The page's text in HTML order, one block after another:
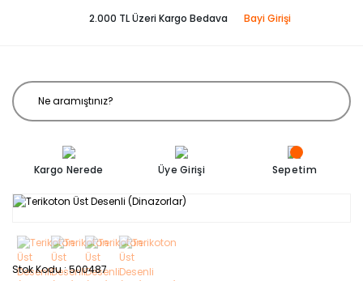
2.000 TL Üzeri Kargo Bedava Bayi Girişi
Kargo Nerede Üye Girişi Sepetim
Stok Kodu 500487